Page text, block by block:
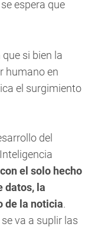
espera que
si bien la
humano en
el surgimiento
del
con el solo hecho
datos, la
de la noticia.
va a suplir las